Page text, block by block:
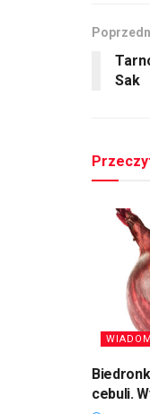
Sak
cebuli.